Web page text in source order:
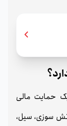
حمایت مالی
سوزی، سیل،